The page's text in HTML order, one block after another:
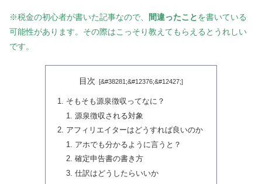
※税金の初心者が書いた記事なので、 間違ったことを書いている
可能性があります。その際はこっそり教えてもらえるとうれしい
です。
目次
そもそも源泉徴収ってなに？
源泉徴収される対象
アフィリエイターはどうすれば良いのか
アホでも分かるように言うと？
確定申告書の書き方
仕訳はどうしたらいいか